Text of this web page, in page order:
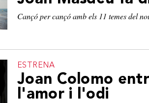
Cançó per cançó amb els 11 temes del
ESTRENA
Joan Colomo
l'amor i l'odi